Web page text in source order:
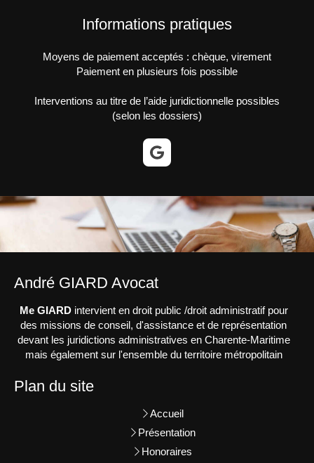
Informations pratiques
Moyens de paiement acceptés : chèque, virement
Paiement en plusieurs fois possible
Interventions au titre de l’aide juridictionnelle possibles
(selon les dossiers)
André GIARD Avocat
Me GIARDintervient en droit public /droit administratif pour
des missions de conseil, d'assistance et de représentation
devant les juridictions administratives en Charente-Maritime
mais également sur l'ensemble du territoire métropolitain
Plan du site
Accueil
Présentation
Honoraires